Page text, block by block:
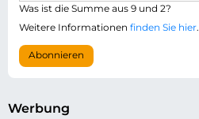
l
-
d
r
s
e
i
h
t
f
d
Was ist die Summe aus 9 und 2?
Weitere Informationen finden Sie hier.
Abonnieren
Werbung